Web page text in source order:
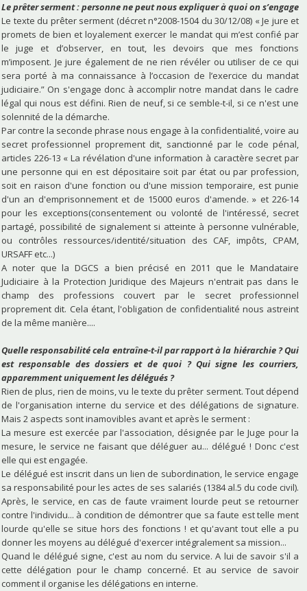
Le prêter serment : personne ne peut nous expliquer à quoi on s’engage
Le texte du prêter serment (décret n°2008-1504 du 30/12/08) « Je jure et
promets de bien et loyalement exercer le mandat qui m’est confié par
le juge et d’observer, en tout, les devoirs que mes fonctions
m’imposent. Je jure également de ne rien révéler ou utiliser de ce qui
sera porté à ma connaissance à l’occasion de l’exercice du mandat
judiciaire.” On s'engage donc à accomplir notre mandat dans le cadre
légal qui nous est défini. Rien de neuf, si ce semble-t-il, si ce n'est une
solennité de la démarche.
Par contre la seconde phrase nous engage à la confidentialité, voire au
secret professionnel proprement dit, sanctionné par le code pénal,
articles 226-13 « La révélation d'une information à caractère secret par
une personne qui en est dépositaire soit par état ou par profession,
soit en raison d'une fonction ou d'une mission temporaire, est punie
d'un an d'emprisonnement et de 15000 euros d'amende. » et 226-14
pour les exceptions(consentement ou volonté de l'intéressé, secret
partagé, possibilité de signalement si atteinte à personne vulnérable,
ou contrôles ressources/identité/situation des CAF, impôts, CPAM,
URSAFF etc...)
A noter que la DGCS a bien précisé en 2011 que le Mandataire
Judiciaire à la Protection Juridique des Majeurs n'entrait pas dans le
champ des professions couvert par le secret professionnel
proprement dit. Cela étant, l'obligation de confidentialité nous astreint
de la même manière....
Quelle responsabilité cela entraîne-t-il par rapport à la hiérarchie ? Qui
est responsable des dossiers et de quoi ? Qui signe les courriers,
apparemment uniquement les délégués ?
Rien de plus, rien de moins, vu le texte du prêter serment. Tout dépend
de l'organisation interne du service et des délégations de signature.
Mais 2 aspects sont inamovibles avant et après le serment :
La mesure est exercée par l'association, désignée par le Juge pour la
mesure, le service ne faisant que déléguer au... délégué ! Donc c'est
elle qui est engagée.
Le délégué est inscrit dans un lien de subordination, le service engage
sa responsabilité pour les actes de ses salariés (1384 al.5 du code civil).
Après, le service, en cas de faute vraiment lourde peut se retourner
contre l'individu... à condition de démontrer que sa faute est telle ment
lourde qu'elle se situe hors des fonctions ! et qu'avant tout elle a pu
donner les moyens au délégué d'exercer intégralement sa mission...
Quand le délégué signe, c'est au nom du service. A lui de savoir s'il a
cette délégation pour le champ concerné. Et au service de savoir
comment il organise les délégations en interne.